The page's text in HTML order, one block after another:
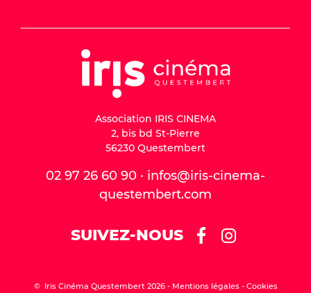
Association IRIS CINEMA
2, bis bd St-Pierre
56230 Questembert
02 97 26 60 90 · infos@iris-cinema-
questembert.com
SUIVEZ-NOUS
© Iris Cinéma Questembert 2026 - Mentions légales Cookies